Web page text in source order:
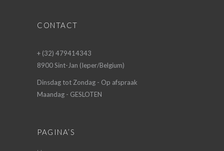
CONTACT
+ (32) 479414343
8900 Sint-Jan (Ieper/Belgium)
Dinsdag tot Zondag - Op afspraak
Maandag - GESLOTEN
PAGINA’S